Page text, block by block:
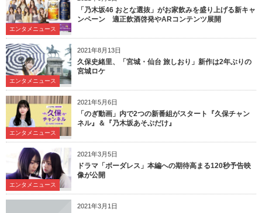
エンタメニュース
「乃木坂46 おとな選抜」がお家飲みを盛り上げる新キャ
ンペーン 適正飲酒啓発やARコンテンツ展開
2021年8月13日
エンタメニュース
久保史緒里、「宮城・仙台 旅しおり」新作は2年ぶりの
宮城ロケ
2021年5月6日
エンタメニュース
「のぎ動画」内で2つの新番組がスタート『久保チャン
ネル』＆『乃木坂あそぶだけ』
2021年3月5日
エンタメニュース
ドラマ「ボーダレス」本編への期待高まる120秒予告映
像が公開
2021年3月1日